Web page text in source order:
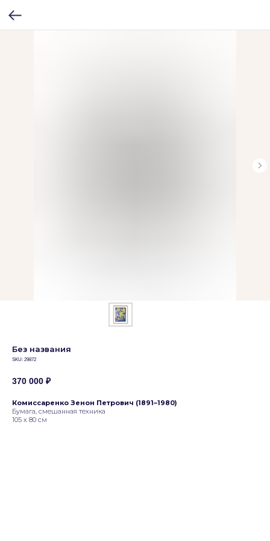
Без названия
SKU: 29872
370 000 ₽
Комиссаренко Зенон Петрович (1891–1980)
Бумага, смешанная техника
105 х 80 см